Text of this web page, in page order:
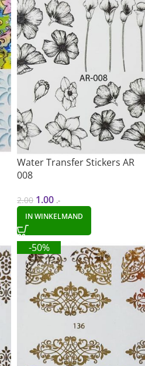
Water Transfer Stickers AR
008
2.00 1.00 .-
IN WINKELMAND
-50%